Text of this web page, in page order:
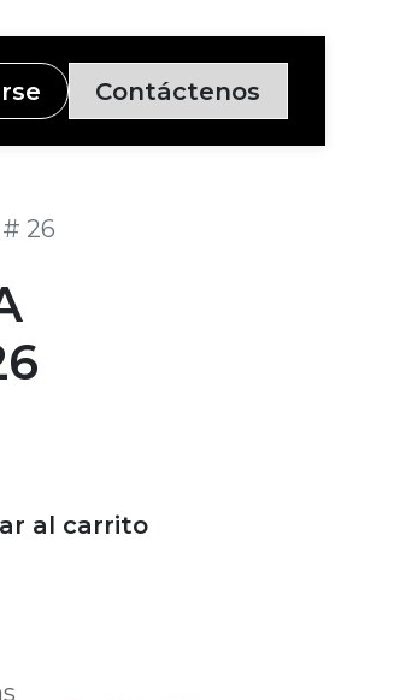
Contáctenos
26
al carrito